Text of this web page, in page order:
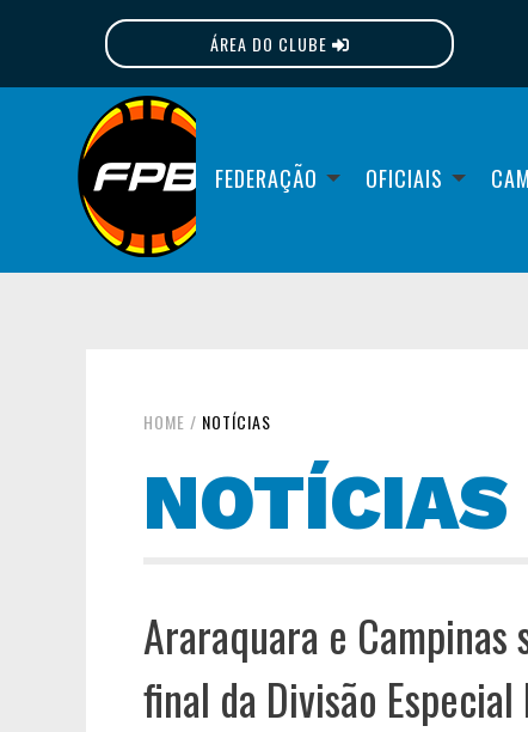
ÁREA DO CLUBE
FEDERAÇÃO OFICIAIS
HOME / NOTÍCIAS
NOTÍCIAS
Araraquara e
final da Divisão Especial